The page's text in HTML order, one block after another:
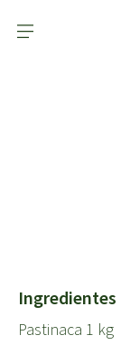
Ingredientes
Pastinaca 1 kg